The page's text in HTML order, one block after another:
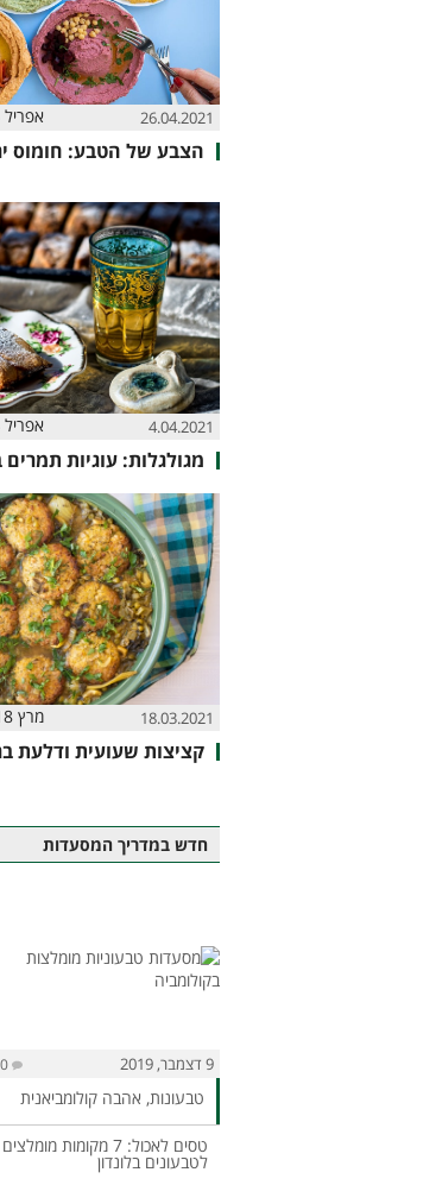
26.04.2021 אפריל 26, 2021
הצבע של הטבע: חומוס
4.04.2021 אפריל 4, 2021
מגולגלות: עוגיות
18.03.2021 מרץ 18, 2021
קציצות שעועית ודלעת
חדש במדריך המסעדות
9 דצמבר, 2019 0
טבעונות, אהבה קולומביאנית
טסים לאכול: 7 מקומות מומלצים
לטבעונים בלונדון